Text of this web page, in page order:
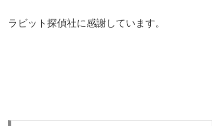
ラビット探偵社に感謝しています。